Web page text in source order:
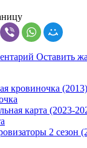
Оставить